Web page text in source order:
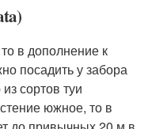
в дополнение к
посадить у забора
сортов туи
южное, то в